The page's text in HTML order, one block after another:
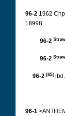
96-2 1962
18998.
96-2
96-2
96-2 [65] ibd.
96-1